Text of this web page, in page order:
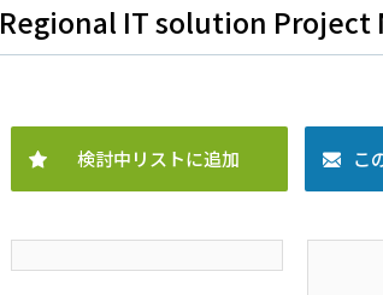
Regional IT solution Project
検討中リストに追加 こ